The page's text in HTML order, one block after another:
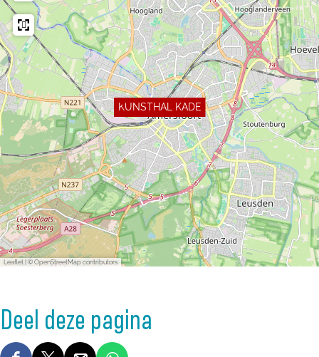
KUNSTHAL KADE
Leaflet © OpenStreetMap contributors
Deel deze pagina